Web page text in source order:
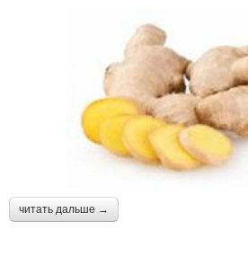
читать дальше →